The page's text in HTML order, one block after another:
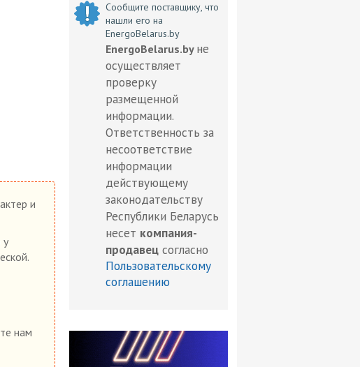
Сообщите поставщику, что
нашли его на
EnergoBelarus.by
EnergoBelarus.by не
осуществляет
проверку
размещенной
информации.
Ответственность за
несоответствие
информации
действующему
законодательству
Республики Беларусь
несет компания-
продавец согласно
Пользовательскому
соглашению
и
нам